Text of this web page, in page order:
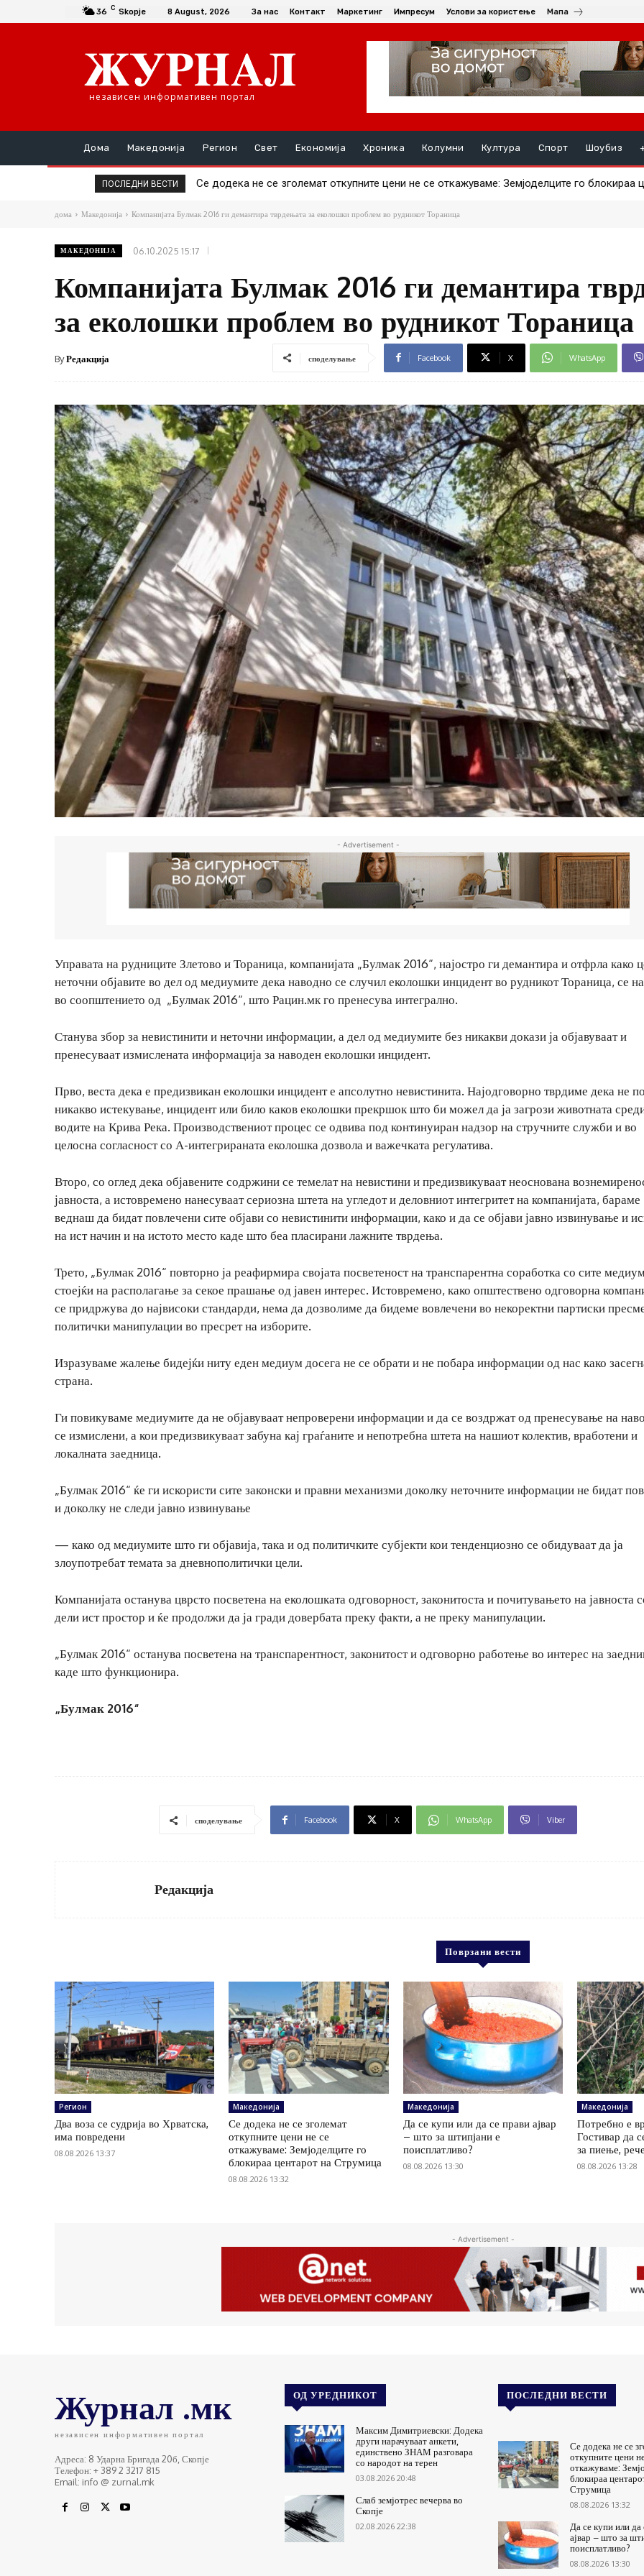
36 C Skopje 8 August, 2026 За нас Контакт Маркетинг Импресум Услови за користење Мапа
независен информативен портал
Дома Македонија Регион Свет Економија Хроника Колумни Култура Спорт Шоубиз
ПОСЛЕДНИ ВЕСТИ Се додека не се зголемат откупните цени не се откажуваме: Земјоделците го блокираа
Да се купи или да се прави ајвар – што за штипјани е поисплатливо?
дома Македонија Компанијата Булмак 2016 ги демантира тврдењата за еколошки проблем во рудникот Тораница
МАКЕДОНИЈА 06.10.2025 15:17
Компанијата Булмак 2016 ги демантира
за еколошки проблем во рудникот Тораница
ByРедакција споделување Facebook X WhatsApp
- Advertisement -
Управата на рудниците Злетово и Тораница, компанијата „Булмак 2016“, најостро ги демантира и отфрла како
неточни објавите во дел од медиумите дека наводно се случил еколошки инцидент во рудникот Тораница, се
во соопштението од „Булмак 2016“, што Рацин.мк го пренесува интегрално.
Станува збор за невистинити и неточни информации, а дел од медиумите без никакви докази ја објавуваат и
пренесуваат измислената информација за наводен еколошки инцидент.
Прво, веста дека е предизвикан еколошки инцидент е апсолутно невистинита. Најодговорно тврдиме дека не
никакво истекување, инцидент или било каков еколошки прекршок што би можел да ја загрози животната
водите на Крива Река. Производствениот процес се одвива под континуиран надзор на стручните служби и во
целосна согласност со А-интегрираната еколошка дозвола и важечката регулатива.
Второ, со оглед дека објавените содржини се темелат на невистини и предизвикуваат неоснована
јавноста, а истовремено нанесуваат сериозна штета на угледот и деловниот интегритет на компанијата, бараме
веднаш да бидат повлечени сите објави со невистинити информации, како и да се објави јавно извинување и
на ист начин и на истото место каде што беа пласирани лажните тврдења.
Трето, „Булмак 2016“ повторно ја реафирмира својата посветеност на транспарентна соработка со сите
стоејќи на располагање за секое прашање од јавен интерес. Истовремено, како општествено одговорна
се придржува до највисоки стандарди, нема да дозволиме да бидеме вовлечени во некоректни партиски
политички манипулации во пресрет на изборите.
Изразуваме жалење бидејќи ниту еден медиум досега не се обрати и не побара информации од нас како
страна.
Ги повикуваме медиумите да не објавуваат непроверени информации и да се воздржат од пренесување на
се измислени, а кои предизвикуваат забуна кај граѓаните и непотребна штета на нашиот колектив, вработени и
локалната заедница.
„Булмак 2016“ ќе ги искористи сите законски и правни механизми доколку неточните информации не бидат
и доколку не следи јавно извинување
— како од медиумите што ги објавија, така и од политичките субјекти кои тенденциозно се обидуваат да ја
злоупотребат темата за дневнополитички цели.
Компанијата останува цврсто посветена на еколошката одговорност, законитоста и почитувањето на јавноста
дели ист простор и ќе продолжи да ја гради довербата преку факти, а не преку манипулации.
„Булмак 2016“ останува посветена на транспарентност, законитост и одговорно работење во интерес на
каде што функционира.
„Булмак 2016“
споделување Facebook X WhatsApp Viber
Редакција
Поврзани вести
Регион
Два воза се судрија во Хрватска,
има повредени
08.08.2026 13:37
Македонија
Се додека не се зголемат
откупните цени не се
откажуваме: Земјоделците го
блокираа центарот на Струмица
08.08.2026 13:32
Македонија
Да се купи или да се прави ајвар
– што за штипјани е
поисплатливо?
08.08.2026 13:30
Македонија
Потребно е
Гостивар да
за пиење,
08.08.2026 13:28
- Advertisement -
Журнал .мк
независен информативен портал
Адреса: 8 Ударна Бригада 20б, Скопје
Телефон: + 389 2 3217 815
Email: info @ zurnal.mk
ОД УРЕДНИКОТ
Максим Димитриевски: Додека
други нарачуваат анкети,
единствено ЗНАМ разговара
со народот на терен
03.08.2026 20:48
Слаб земјотрес вечерва во
Скопје
02.08.2026 22:38
ПОСЛЕДНИ ВЕСТИ
Се додека не се
откупните цени
откажуваме:
блокираа
Струмица
08.08.2026 13:32
Да се купи или да
ајвар – што за
поисплатливо?
08.08.2026 13:30